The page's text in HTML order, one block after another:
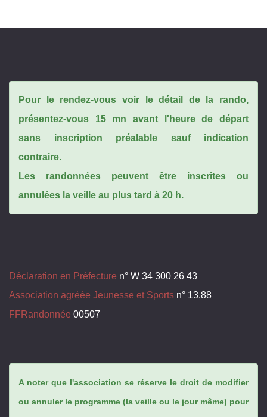
Pour le rendez-vous voir le détail de la rando,
présentez-vous 15 mn avant l'heure de départ
sans inscription préalable sauf indication
contraire.
Les randonnées peuvent être inscrites ou
annulées la veille au plus tard à 20 h.
Déclaration en Préfecture n° W 34 300 26 43
Association agréée Jeunesse et Sports n° 13.88
FFRandonnée 00507
A noter que l'association se réserve le droit de modifier
ou annuler le programme (la veille ou le jour même) pour